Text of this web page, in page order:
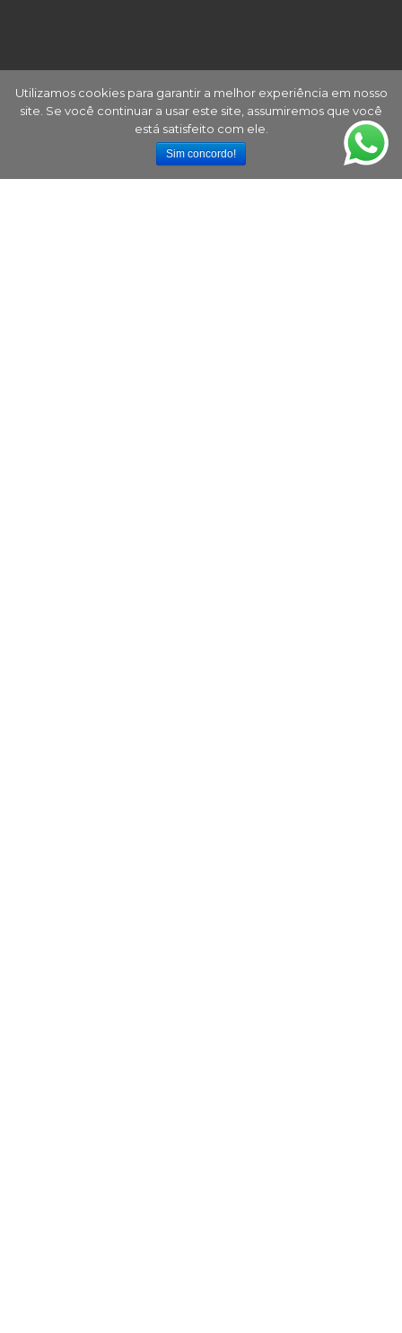
Utilizamos cookies para garantir a melhor experiência em nosso
site. Se você continuar a usar este site, assumiremos que você
está satisfeito com ele.
Sim concordo!